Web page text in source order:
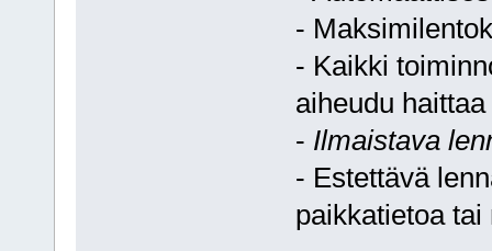
-
- Kaikki
aiheudu
- Ilmaistava
- Estettävä
paikkatietoa